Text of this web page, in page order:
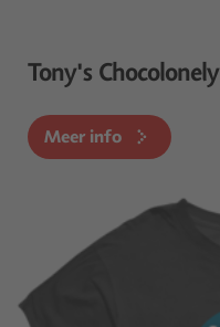
Tony's Chocolonely
Meer info